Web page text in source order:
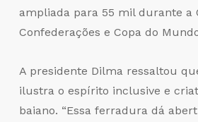
ampliada para 55 mil durante a
Confederações e Copa do
A presidente Dilma ressaltou
ilustra o espírito inclusive e
baiano. “Essa ferradura dá